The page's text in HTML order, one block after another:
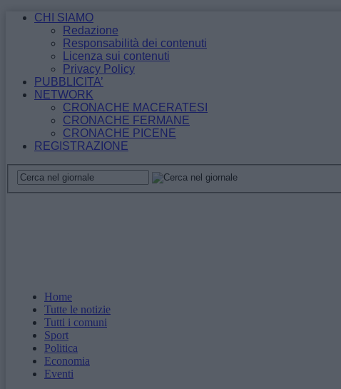
CHI SIAMO
Redazione
Responsabilità dei contenuti
Licenza sui contenuti
Privacy Policy
PUBBLICITA’
NETWORK
CRONACHE MACERATESI
CRONACHE FERMANE
CRONACHE PICENE
REGISTRAZIONE
Home
Tutte le notizie
Tutti i comuni
Sport
Politica
Economia
Eventi